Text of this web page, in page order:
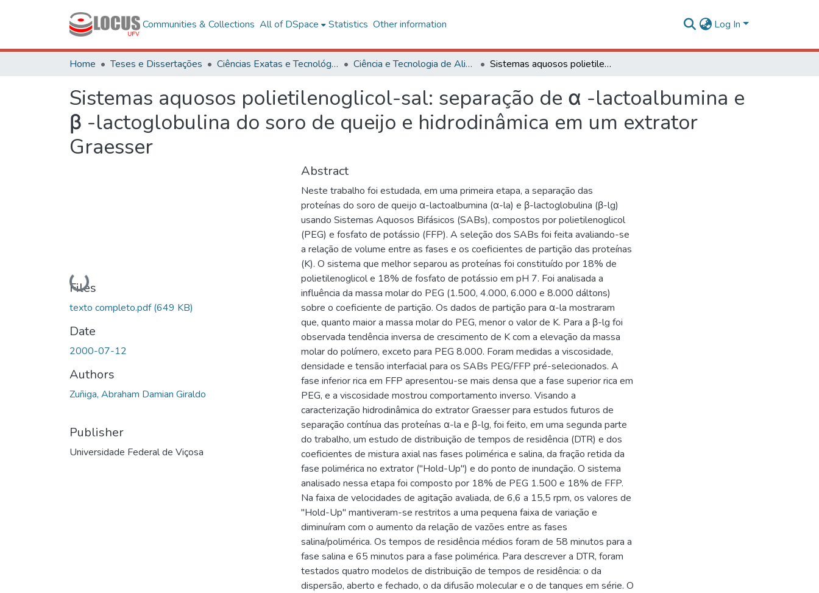
Communities & Collections All of DSpace Statistics Other information Log In
Home Teses e Dissertações Ciências Exatas e Tecnológicas Ciência e Tecnologia de Alimentos Sistemas aquosos polietilenoglicol-sal: separação de α -lactoalbumina e β -lactoglobulina do soro de queijo e hidrodinâmica em um extrator Graesser
Sistemas aquosos polietilenoglicol-sal: separação de α -lactoalbumina e
β -lactoglobulina do soro de queijo e hidrodinâmica em um extrator
Graesser
Loading...
Files
texto completo.pdf(649 KB)
Date
2000-07-12
Authors
Zuñiga, Abraham Damian Giraldo
Publisher
Universidade Federal de Viçosa
Abstract
Neste trabalho foi estudada, em uma primeira etapa, a separação das
proteínas do soro de queijo α-lactoalbumina (α-la) e β-lactoglobulina (β-lg)
usando Sistemas Aquosos Bifásicos (SABs), compostos por polietilenoglicol
(PEG) e fosfato de potássio (FFP). A seleção dos SABs foi feita avaliando-se
a relação de volume entre as fases e os coeficientes de partição das proteínas
(K). O sistema que melhor separou as proteínas foi constituído por 18% de
polietilenoglicol e 18% de fosfato de potássio em pH 7. Foi analisada a
influência da massa molar do PEG (1.500, 4.000, 6.000 e 8.000 dáltons)
sobre o coeficiente de partição. Os dados de partição para α-la mostraram
que, quanto maior a massa molar do PEG, menor o valor de K. Para a β-lg foi
observada tendência inversa de crescimento de K com a elevação da massa
molar do polímero, exceto para PEG 8.000. Foram medidas a viscosidade,
densidade e tensão interfacial para os SABs PEG/FFP pré-selecionados. A
fase inferior rica em FFP apresentou-se mais densa que a fase superior rica em
PEG, e a viscosidade mostrou comportamento inverso. Visando a
caracterização hidrodinâmica do extrator Graesser para estudos futuros de
separação contínua das proteínas α-la e β-lg, foi feito, em uma segunda parte
do trabalho, um estudo de distribuição de tempos de residência (DTR) e dos
coeficientes de mistura axial nas fases polimérica e salina, da fração retida da
fase polimérica no extrator ("Hold-Up") e do ponto de inundação. O sistema
analisado nessa etapa foi composto por 18% de PEG 1.500 e 18% de FFP.
Na faixa de velocidades de agitação avaliada, de 6,6 a 15,5 rpm, os valores de
"Hold-Up" mantiveram-se restritos a uma pequena faixa de variação e
diminuíram com o aumento da relação de vazões entre as fases
salina/polimérica. Os tempos de residência médios foram de 58 minutos para a
fase salina e 65 minutos para a fase polimérica. Para descrever a DTR, foram
testados quatro modelos de distribuição de tempos de residência: o da
dispersão, aberto e fechado, o da difusão molecular e o de tanques em série. O